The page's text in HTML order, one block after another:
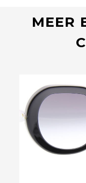
MEER
Bekijk